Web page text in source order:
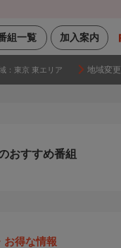
加入案内
組一覧
： 東京 東エリア 地域変更
おすすめ番組
お得な情報